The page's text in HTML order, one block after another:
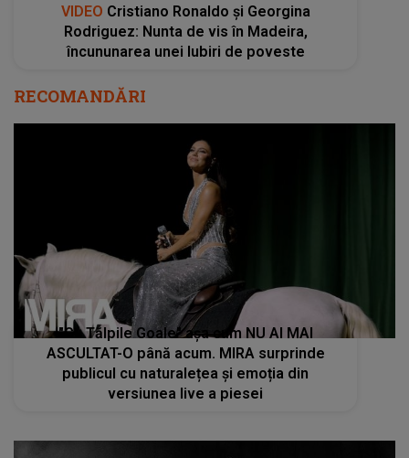
VIDEO Cristiano Ronaldo și Georgina
Rodriguez: Nunta de vis în Madeira,
încununarea unei Iubiri de poveste
RECOMANDĂRI
"Cu Tălpile Goale" așa cum NU AI MAI
ASCULTAT-O până acum. MIRA surprinde
publicul cu naturalețea și emoția din
versiunea live a piesei